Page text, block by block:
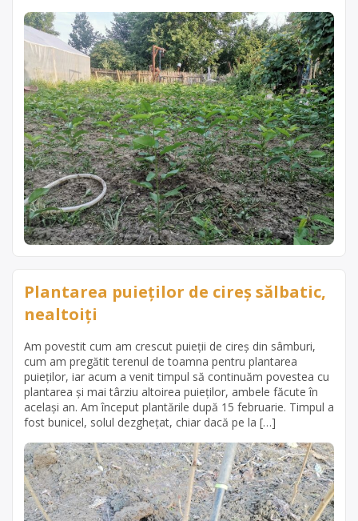
Plantarea puieților de cireș sălbatic,
nealtoiți
Am povestit cum am crescut puieții de cireș din sâmburi,
cum am pregătit terenul de toamna pentru plantarea
puieților, iar acum a venit timpul să continuăm povestea cu
plantarea și mai târziu altoirea puieților, ambele făcute în
același an. Am început plantările după 15 februarie. Timpul a
fost bunicel, solul dezghețat, chiar dacă pe la […]